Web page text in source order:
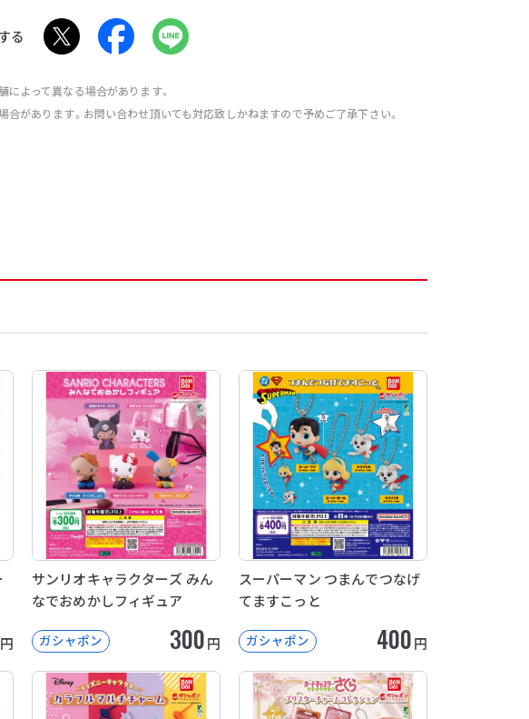
る
よって異なる場合があります。
があります。お問い合わせ頂いても対応致しかねますので予めご了承下さい。
円
サンリオキャラクターズ みん
なでおめかしフィギュア
ガシャポン 300円
スーパーマン つまんでつなげ
てますこっと
ガシャポン 400円